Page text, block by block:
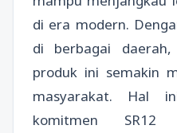
di era modern.
di berbagai
produk ini semakin
masyarakat. Hal
komitmen SR12